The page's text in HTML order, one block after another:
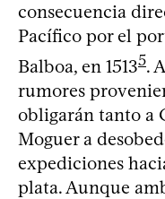
consecuencia
Pacífico por el
Balboa, en 15135.
rumores
obligarán tanto a
Moguer a
expediciones
plata. Aunque